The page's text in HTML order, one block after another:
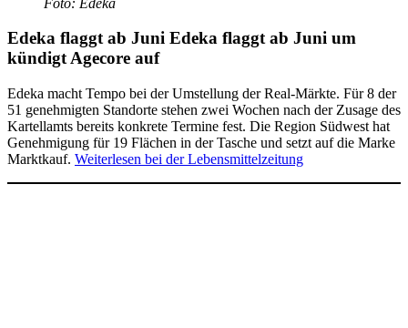
Edeka flaggt ab Juni Edeka flaggt ab Juni um
kündigt Agecore auf
Edeka macht Tempo bei der Umstellung der Real-Märkte. Für 8 der
51 genehmigten Standorte stehen zwei Wochen nach der Zusage des
Kartellamts bereits konkrete Termine fest. Die Region Südwest hat
Genehmigung für 19 Flächen in der Tasche und setzt auf die Marke
Marktkauf. Weiterlesen bei der Lebensmittelzeitung